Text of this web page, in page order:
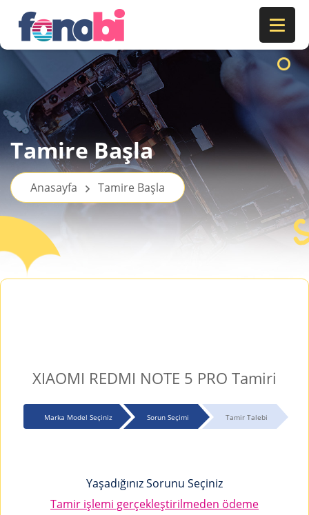
Tamire Başla
Anasayfa Tamire Başla
XIAOMI REDMI NOTE 5 PRO Tamiri
Marka Model Seçiniz Sorun Seçimi Tamir Talebi
Yaşadığınız Sorunu Seçiniz
Tamir işlemi gerçekleştirilmeden ödeme